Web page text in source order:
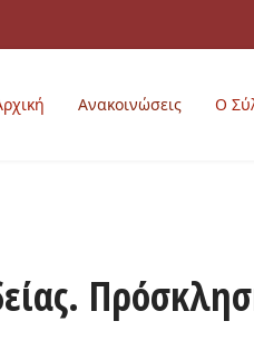
Ανακοινώσεις Ο